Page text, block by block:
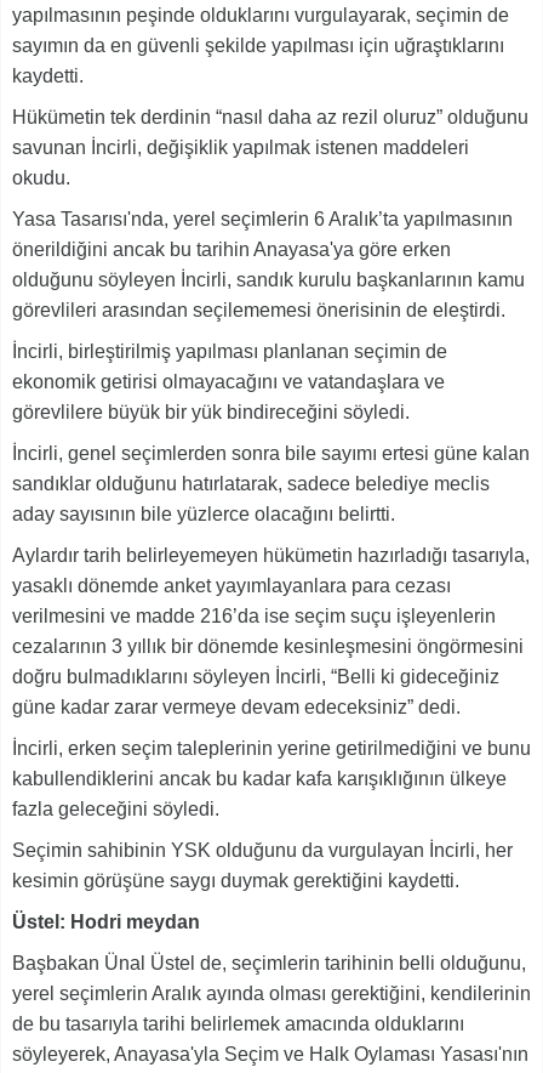
yapılmasının peşinde olduklarını vurgulayarak, seçimin de
sayımın da en güvenli şekilde yapılması için uğraştıklarını
kaydetti.
Hükümetin tek derdinin “nasıl daha az rezil oluruz” olduğunu
savunan İncirli, değişiklik yapılmak istenen maddeleri
okudu.
Yasa Tasarısı'nda, yerel seçimlerin 6 Aralık’ta yapılmasının
önerildiğini ancak bu tarihin Anayasa'ya göre erken
olduğunu söyleyen İncirli, sandık kurulu başkanlarının kamu
görevlileri arasından seçilememesi önerisinin de eleştirdi.
İncirli, birleştirilmiş yapılması planlanan seçimin de
ekonomik getirisi olmayacağını ve vatandaşlara ve
görevlilere büyük bir yük bindireceğini söyledi.
İncirli, genel seçimlerden sonra bile sayımı ertesi güne kalan
sandıklar olduğunu hatırlatarak, sadece belediye meclis
aday sayısının bile yüzlerce olacağını belirtti.
Aylardır tarih belirleyemeyen hükümetin hazırladığı tasarıyla,
yasaklı dönemde anket yayımlayanlara para cezası
verilmesini ve madde 216’da ise seçim suçu işleyenlerin
cezalarının 3 yıllık bir dönemde kesinleşmesini öngörmesini
doğru bulmadıklarını söyleyen İncirli, “Belli ki gideceğiniz
güne kadar zarar vermeye devam edeceksiniz” dedi.
İncirli, erken seçim taleplerinin yerine getirilmediğini ve bunu
kabullendiklerini ancak bu kadar kafa karışıklığının ülkeye
fazla geleceğini söyledi.
Seçimin sahibinin YSK olduğunu da vurgulayan İncirli, her
kesimin görüşüne saygı duymak gerektiğini kaydetti.
Üstel: Hodri meydan
Başbakan Ünal Üstel de, seçimlerin tarihinin belli olduğunu,
yerel seçimlerin Aralık ayında olması gerektiğini, kendilerinin
de bu tasarıyla tarihi belirlemek amacında olduklarını
söyleyerek, Anayasa'yla Seçim ve Halk Oylaması Yasası'nın